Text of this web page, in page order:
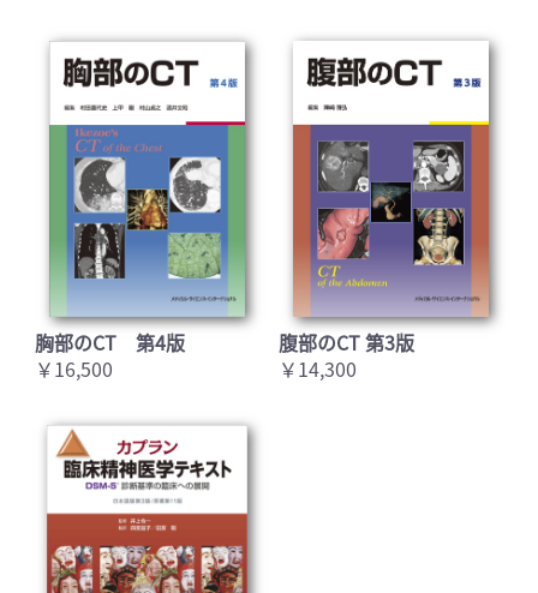
胸部のCT 第4版
￥16,500
腹部のCT 第3版
￥14,300